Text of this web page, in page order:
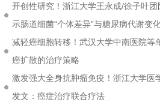
开创性研究！浙江大学王永成/徐子叶
示肠道细菌“个体差异”与糖尿病代谢变
减轻癌细胞转移！武汉大学中南医院等
癌扩散的治疗策略
激发强大全身抗肿瘤免疫！浙江大学医
发文：癌症治疗联合疗法